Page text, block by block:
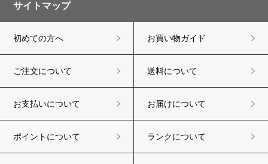
サイトマップ
初めての方へ お買い物ガイド
ご注文について 送料について
お支払いについて お届けについて
ポイントについて ランクについて